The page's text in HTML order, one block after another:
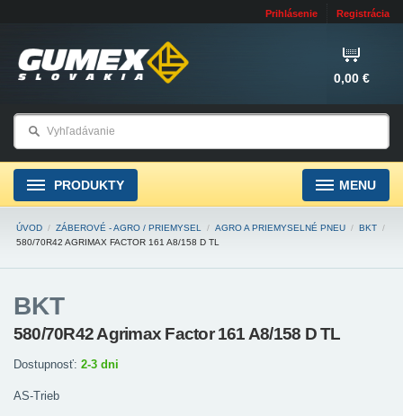
Prihlásenie Registrácia
0,00 €
PRODUKTY MENU
ÚVOD / ZÁBEROVÉ - AGRO / PRIEMYSEL / AGRO A PRIEMYSELNÉ PNEU / BKT /
580/70R42 AGRIMAX FACTOR 161 A8/158 D TL
BKT
580/70R42 Agrimax Factor 161 A8/158 D TL
Dostupnosť: 2-3 dni
AS-Trieb